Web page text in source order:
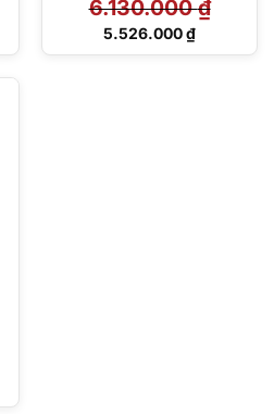
6.130.000₫
Giá
5.526.000₫
Giá